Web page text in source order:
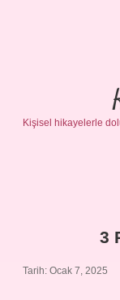
Kişisel hikayelerle
3
Tarih: Ocak 7, 2025